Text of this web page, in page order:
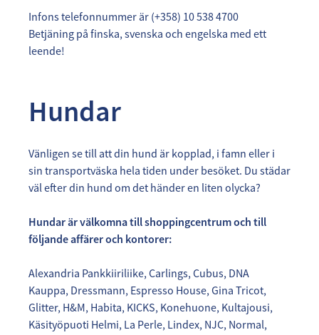
Infons telefonnummer är (+358) 10 538 4700
​​​​​​​Betjäning på finska, svenska och engelska med ett
leende!
Hundar
Vänligen se till att din hund är kopplad, i famn eller i
sin transportväska hela tiden under besöket. Du städar
väl efter din hund om det händer en liten olycka?​​​​
Hundar är välkomna till shoppingcentrum och till
följande affärer och kontorer:
Alexandria Pankkiiriliike, Carlings, Cubus, DNA
Kauppa, Dressmann, Espresso House, Gina Tricot,
Glitter, H&M, Habita, KICKS, Konehuone, Kultajousi,
Käsityöpuoti Helmi, La Perle, Lindex, NJC, Normal,